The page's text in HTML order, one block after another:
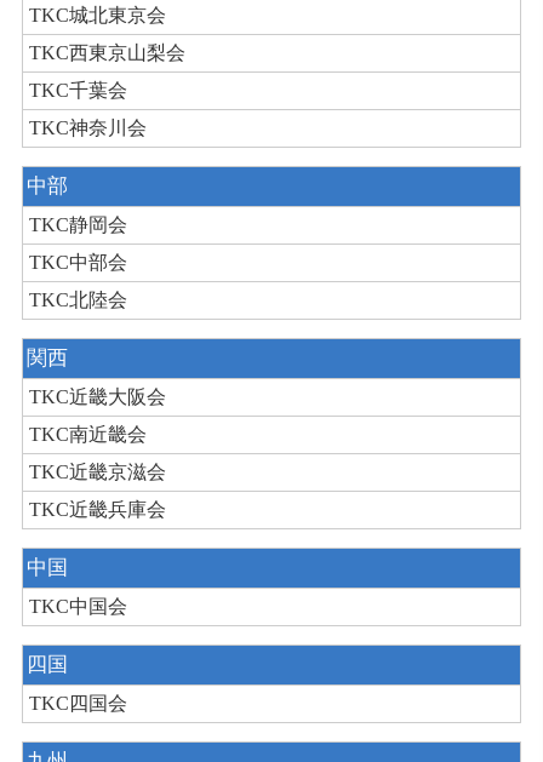
TKC城北東京会
TKC西東京山梨会
TKC千葉会
TKC神奈川会
中部
TKC静岡会
TKC中部会
TKC北陸会
関西
TKC近畿大阪会
TKC南近畿会
TKC近畿京滋会
TKC近畿兵庫会
中国
TKC中国会
四国
TKC四国会